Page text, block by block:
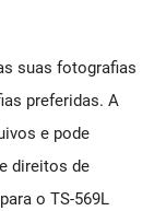
suas fotografias
preferidas. A
e pode
direitos de
o TS-569L